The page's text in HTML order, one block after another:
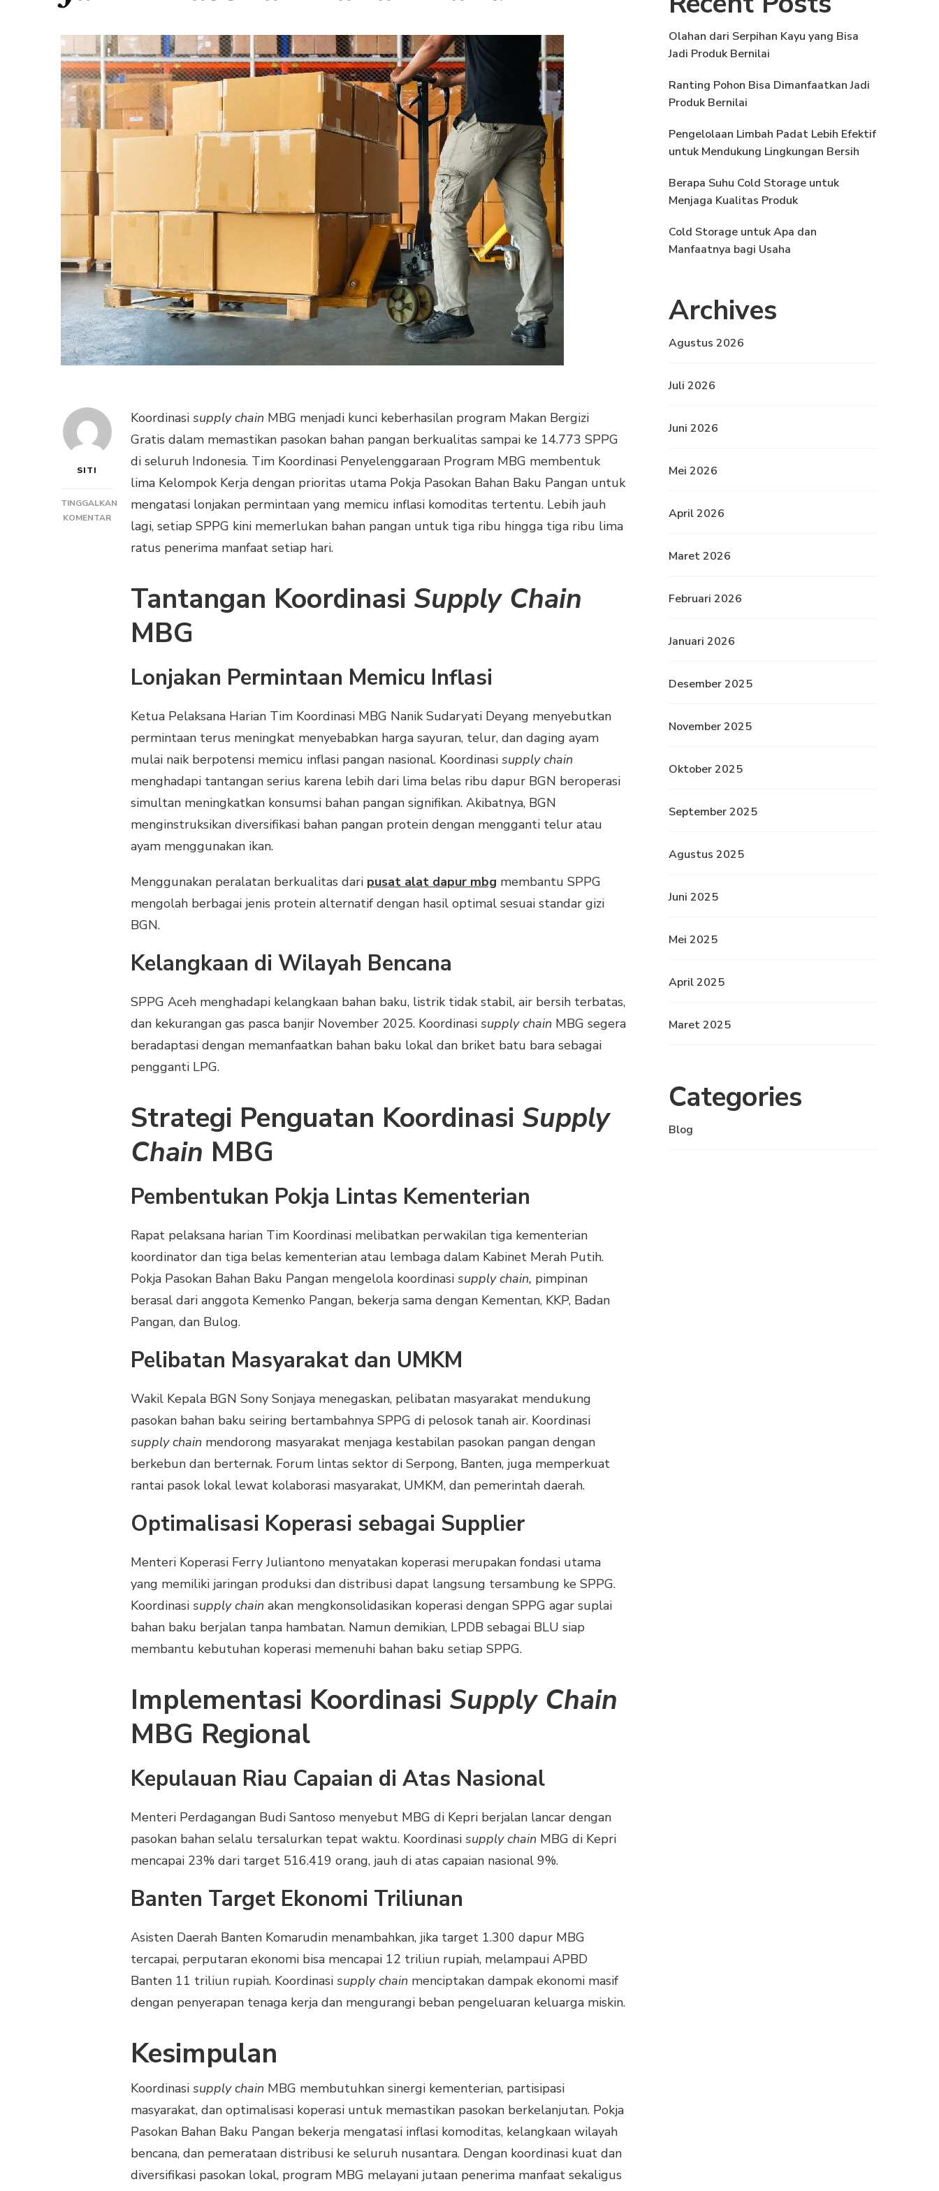
SITI
TINGGALKAN
KOMENTARPADA
KOORDINASI
SUPPLY
JAMIN
PASOKAN
BAHAN
Koordinasi supply chain MBG menjadi kunci keberhasilan program Makan Bergizi
Gratis dalam memastikan pasokan bahan pangan berkualitas sampai ke 14.773 SPPG
di seluruh Indonesia. Tim Koordinasi Penyelenggaraan Program MBG membentuk
lima Kelompok Kerja dengan prioritas utama Pokja Pasokan Bahan Baku Pangan untuk
mengatasi lonjakan permintaan yang memicu inflasi komoditas tertentu. Lebih jauh
lagi, setiap SPPG kini memerlukan bahan pangan untuk tiga ribu hingga tiga ribu lima
ratus penerima manfaat setiap hari.
Tantangan Koordinasi Supply Chain
MBG
Lonjakan Permintaan Memicu Inflasi
Ketua Pelaksana Harian Tim Koordinasi MBG Nanik Sudaryati Deyang menyebutkan
permintaan terus meningkat menyebabkan harga sayuran, telur, dan daging ayam
mulai naik berpotensi memicu inflasi pangan nasional. Koordinasi supply chain
menghadapi tantangan serius karena lebih dari lima belas ribu dapur BGN beroperasi
simultan meningkatkan konsumsi bahan pangan signifikan. Akibatnya, BGN
menginstruksikan diversifikasi bahan pangan protein dengan mengganti telur atau
ayam menggunakan ikan.
Menggunakan peralatan berkualitas dari pusat alat dapur mbg membantu SPPG
mengolah berbagai jenis protein alternatif dengan hasil optimal sesuai standar gizi
BGN.
Kelangkaan di Wilayah Bencana
SPPG Aceh menghadapi kelangkaan bahan baku, listrik tidak stabil, air bersih terbatas,
dan kekurangan gas pasca banjir November 2025. Koordinasi supply chain MBG segera
beradaptasi dengan memanfaatkan bahan baku lokal dan briket batu bara sebagai
pengganti LPG.
Strategi Penguatan Koordinasi Supply
Chain MBG
Pembentukan Pokja Lintas Kementerian
Rapat pelaksana harian Tim Koordinasi melibatkan perwakilan tiga kementerian
koordinator dan tiga belas kementerian atau lembaga dalam Kabinet Merah Putih.
Pokja Pasokan Bahan Baku Pangan mengelola koordinasi supply chain, pimpinan
berasal dari anggota Kemenko Pangan, bekerja sama dengan Kementan, KKP, Badan
Pangan, dan Bulog.
Pelibatan Masyarakat dan UMKM
Wakil Kepala BGN Sony Sonjaya menegaskan, pelibatan masyarakat mendukung
pasokan bahan baku seiring bertambahnya SPPG di pelosok tanah air. Koordinasi
supply chain mendorong masyarakat menjaga kestabilan pasokan pangan dengan
berkebun dan berternak. Forum lintas sektor di Serpong, Banten, juga memperkuat
rantai pasok lokal lewat kolaborasi masyarakat, UMKM, dan pemerintah daerah.
Optimalisasi Koperasi sebagai Supplier
Menteri Koperasi Ferry Juliantono menyatakan koperasi merupakan fondasi utama
yang memiliki jaringan produksi dan distribusi dapat langsung tersambung ke SPPG.
Koordinasi supply chain akan mengkonsolidasikan koperasi dengan SPPG agar suplai
bahan baku berjalan tanpa hambatan. Namun demikian, LPDB sebagai BLU siap
membantu kebutuhan koperasi memenuhi bahan baku setiap SPPG.
Implementasi Koordinasi Supply Chain
MBG Regional
Kepulauan Riau Capaian di Atas Nasional
Menteri Perdagangan Budi Santoso menyebut MBG di Kepri berjalan lancar dengan
pasokan bahan selalu tersalurkan tepat waktu. Koordinasi supply chain MBG di Kepri
mencapai 23% dari target 516.419 orang, jauh di atas capaian nasional 9%.
Banten Target Ekonomi Triliunan
Asisten Daerah Banten Komarudin menambahkan, jika target 1.300 dapur MBG
tercapai, perputaran ekonomi bisa mencapai 12 triliun rupiah, melampaui APBD
Banten 11 triliun rupiah. Koordinasi supply chain menciptakan dampak ekonomi masif
dengan penyerapan tenaga kerja dan mengurangi beban pengeluaran keluarga miskin.
Kesimpulan
Koordinasi supply chain MBG membutuhkan sinergi kementerian, partisipasi
masyarakat, dan optimalisasi koperasi untuk memastikan pasokan berkelanjutan. Pokja
Pasokan Bahan Baku Pangan bekerja mengatasi inflasi komoditas, kelangkaan wilayah
bencana, dan pemerataan distribusi ke seluruh nusantara. Dengan koordinasi kuat dan
diversifikasi pasokan lokal, program MBG melayani jutaan penerima manfaat sekaligus
Olahan dari Serpihan Kayu yang Bisa
Jadi Produk Bernilai
Ranting Pohon Bisa Dimanfaatkan Jadi
Produk Bernilai
Pengelolaan Limbah Padat Lebih Efektif
untuk Mendukung Lingkungan Bersih
Berapa Suhu Cold Storage untuk
Menjaga Kualitas Produk
Cold Storage untuk Apa dan
Manfaatnya bagi Usaha
Archives
Agustus 2026
Juli 2026
Juni 2026
Mei 2026
April 2026
Maret 2026
Februari 2026
Januari 2026
Desember 2025
November 2025
Oktober 2025
September 2025
Agustus 2025
Juni 2025
Mei 2025
April 2025
Maret 2025
Categories
Blog